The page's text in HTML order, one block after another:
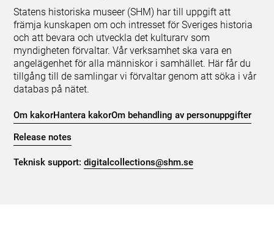
Statens historiska museer (SHM) har till uppgift att
främja kunskapen om och intresset för Sveriges historia
och att bevara och utveckla det kulturarv som
myndigheten förvaltar. Vår verksamhet ska vara en
angelägenhet för alla människor i samhället. Här får du
tillgång till de samlingar vi förvaltar genom att söka i vår
databas på nätet.
Om kakorHantera kakorOm behandling av personuppgifter
Release notes
Teknisk support:digitalcollections@shm.se